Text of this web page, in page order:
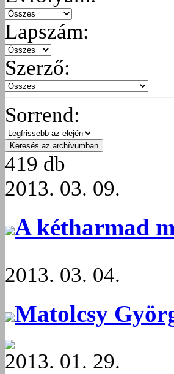
Lapszám:
Szerző:
Sorrend:
419 db
2013. 03. 09.
A kétharmad
2013. 03. 04.
Matolcsy
2013. 01. 29.